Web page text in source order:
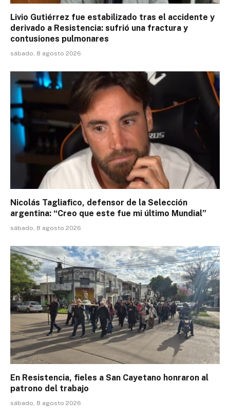
Livio Gutiérrez fue estabilizado tras el accidente y
derivado a Resistencia: sufrió una fractura y
contusiones pulmonares
sábado, 8 agosto 2026
Nicolás Tagliafico, defensor de la Selección
argentina: “Creo que este fue mi último Mundial”
sábado, 8 agosto 2026
En Resistencia, fieles a San Cayetano honraron al
patrono del trabajo
sábado, 8 agosto 2026